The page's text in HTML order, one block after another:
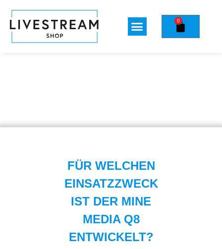
0
FÜR WELCHEN
EINSATZZWECK
IST DER MINE
MEDIA Q8
ENTWICKELT?